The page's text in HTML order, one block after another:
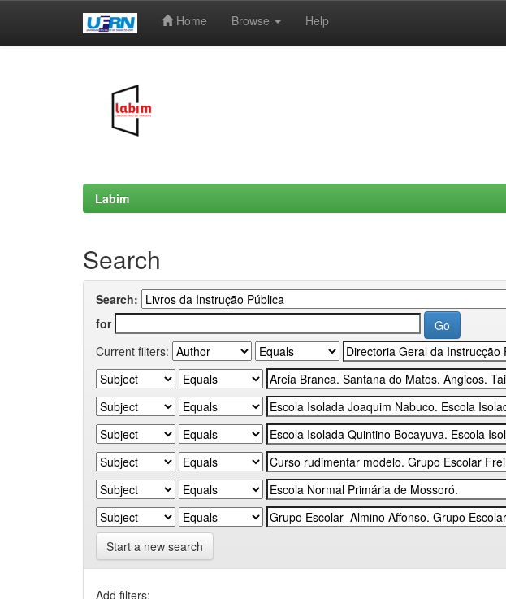
Home Browse Help
Labim
Search
Search:
for
Current filters:
Start a new search
Add filters: